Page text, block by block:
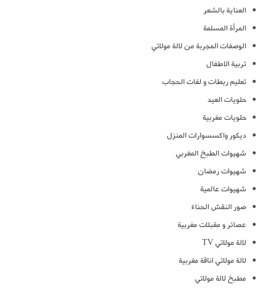
العناية بالشعر
المرأة المسلمة
الوصفات المجربة من لالة مولاتي
تربية الاطفال
تعليم ربطات و لفات الحجاب
حلويات العيد
حلويات مغربية
ديكور واكسسوارات المنزل
شهيوات الطبخ المغربي
شهيوات رمضان
شهيوات عالمية
صور النقش الحناء
عصائر و مقبلات مغربية
لالة مولاتي TV
لالة مولاتي اناقة مغربية
مطبخ لالة مولاتي